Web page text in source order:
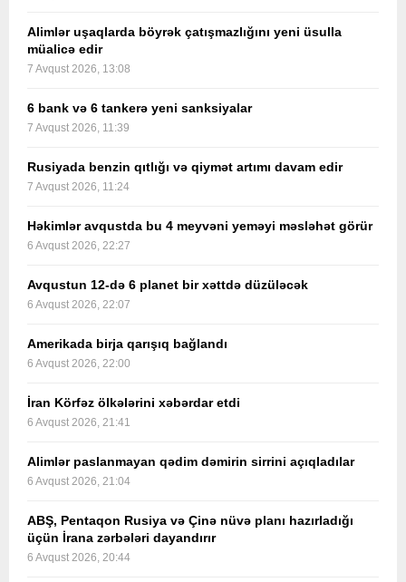
Alimlər uşaqlarda böyrək çatışmazlığını yeni üsulla
müalicə edir
7 Avqust 2026, 13:08
6 bank və 6 tankerə yeni sanksiyalar
7 Avqust 2026, 11:39
Rusiyada benzin qıtlığı və qiymət artımı davam edir
7 Avqust 2026, 11:24
Həkimlər avqustda bu 4 meyvəni yeməyi məsləhət görür
6 Avqust 2026, 22:27
Avqustun 12-də 6 planet bir xəttdə düzüləcək
6 Avqust 2026, 22:07
Amerikada birja qarışıq bağlandı
6 Avqust 2026, 22:00
İran Körfəz ölkələrini xəbərdar etdi
6 Avqust 2026, 21:41
Alimlər paslanmayan qədim dəmirin sirrini açıqladılar
6 Avqust 2026, 21:04
ABŞ, Pentaqon Rusiya və Çinə nüvə planı hazırladığı
üçün İrana zərbələri dayandırır
6 Avqust 2026, 20:44